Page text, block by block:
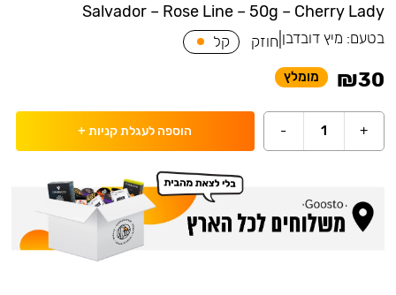
Salvador – Rose Line – 50g – Cherry Lady
בטעם: מיץ דובדבן חוזק קל
₪30 מומלץ
+
1
- הוספה לעגלת קניות +